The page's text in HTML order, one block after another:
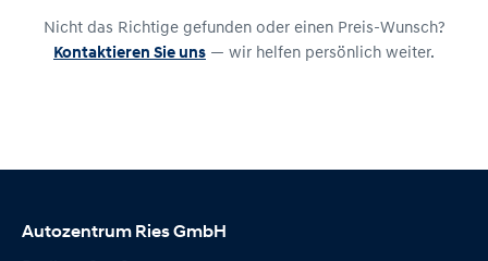
Nicht das Richtige gefunden oder einen Preis-Wunsch?
Kontaktieren Sie uns — wir helfen persönlich weiter.
Autozentrum Ries GmbH